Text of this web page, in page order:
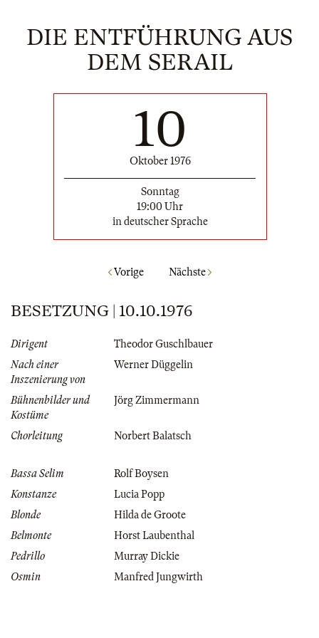
DIE ENTFÜHRUNG AUS
DEM SERAIL
10
Oktober 1976
Sonntag
19:00 Uhr
in deutscher Sprache
Vorige Nächste
BESETZUNG | 10.10.1976
Dirigent
Theodor Guschlbauer
Nach einer
Inszenierung von
Werner Düggelin
Bühnenbilder und
Kostüme
Jörg Zimmermann
Chorleitung Norbert Balatsch
Bassa Selim
Rolf Boysen
Konstanze
Lucia Popp
Blonde
Hilda de Groote
Belmonte
Horst Laubenthal
Pedrillo
Murray Dickie
Osmin
Manfred Jungwirth